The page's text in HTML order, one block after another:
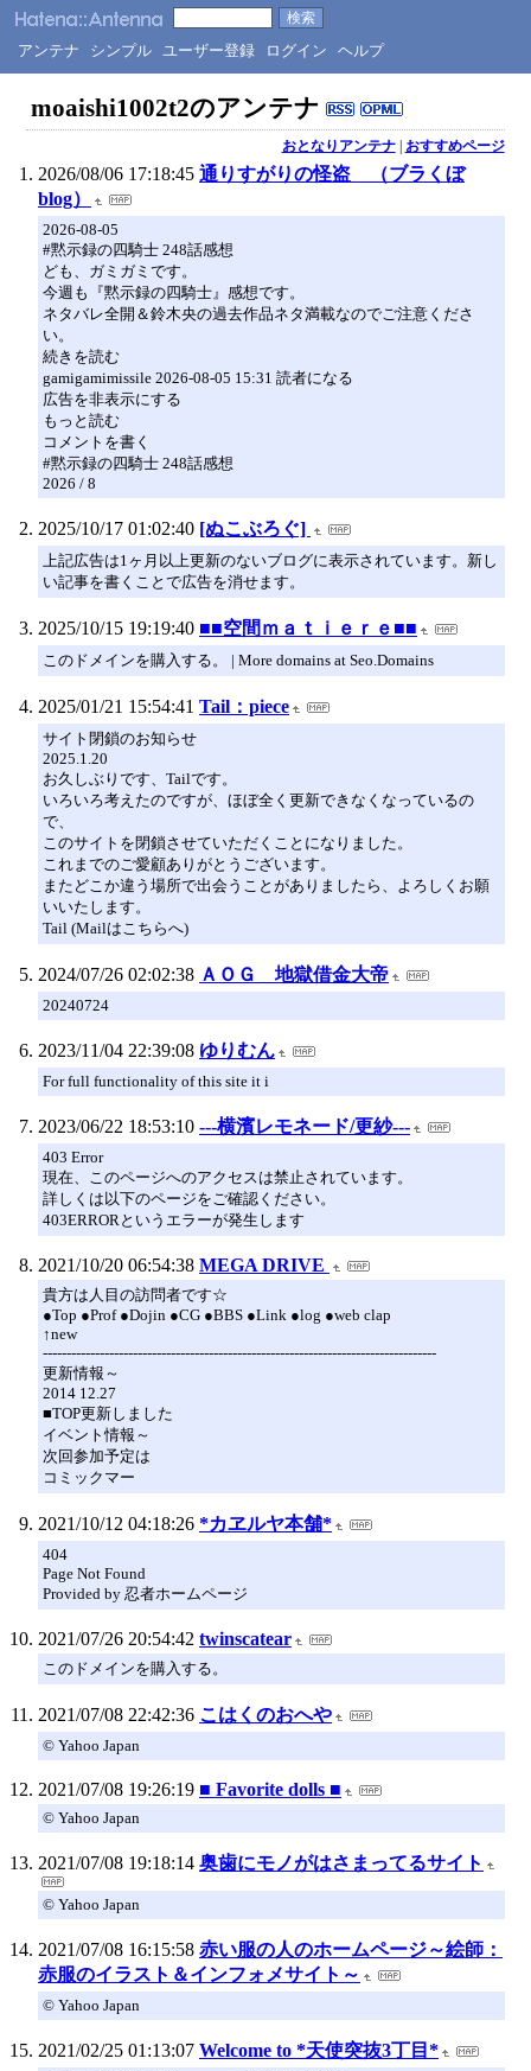
アンテナ シンプル ユーザー登録 ログイン ヘルプ
moaishi1002t2のアンテナ
おとなりアンテナ| おすすめページ
2026/08/06 17:18:45 通りすがりの怪盗 （ブラくぼ
blog）
2026-08-05
#黙示録の四騎士 248話感想
ども、ガミガミです。
今週も『黙示録の四騎士』感想です。
ネタバレ全開＆鈴木央の過去作品ネタ満載なのでご注意くださ
い。
続きを読む
gamigamimissile 2026-08-05 15:31 読者になる
広告を非表示にする
もっと読む
コメントを書く
#黙示録の四騎士 248話感想
2026 / 8
2025/10/17 01:02:40 [ぬこぶろぐ]
上記広告は1ヶ月以上更新のないブログに表示されています。新し
い記事を書くことで広告を消せます。
2025/10/15 19:19:40 ■■空間ｍａｔｉｅｒｅ■■
このドメインを購入する。 | More domains at Seo.Domains
2025/01/21 15:54:41 Tail：piece
サイト閉鎖のお知らせ
2025.1.20
お久しぶりです、Tailです。
いろいろ考えたのですが、ほぼ全く更新できなくなっているの
で、
このサイトを閉鎖させていただくことになりました。
これまでのご愛顧ありがとうございます。
またどこか違う場所で出会うことがありましたら、よろしくお願
いいたします。
Tail (Mailはこちらへ)
2024/07/26 02:02:38 ＡＯＧ 地獄借金大帝
20240724
2023/11/04 22:39:08 ゆりむん
For full functionality of this site it i
2023/06/22 18:53:10 ---横濱レモネード/更紗---
403 Error
現在、このページへのアクセスは禁止されています。
詳しくは以下のページをご確認ください。
403ERRORというエラーが発生します
2021/10/20 06:54:38 MEGA DRIVE
貴方は人目の訪問者です☆
●Top ●Prof ●Dojin ●CG ●BBS ●Link ●log ●web clap
↑new
-----------------------------------------------------------------------------------
更新情報～
2014 12.27
■TOP更新しました
イベント情報～
次回参加予定は
コミックマー
2021/10/12 04:18:26 *カヱルヤ本舗*
404
Page Not Found
Provided by 忍者ホームページ
2021/07/26 20:54:42 twinscatear
このドメインを購入する。
2021/07/08 22:42:36 こはくのおへや
© Yahoo Japan
2021/07/08 19:26:19 ■ Favorite dolls ■
© Yahoo Japan
2021/07/08 19:18:14 奥歯にモノがはさまってるサイト
© Yahoo Japan
2021/07/08 16:15:58 赤い服の人のホームページ～絵師：
赤服のイラスト＆インフォメサイト～
© Yahoo Japan
2021/02/25 01:13:07 Welcome to *天使突抜3丁目*